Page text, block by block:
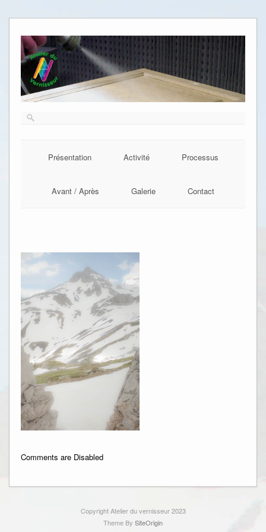
Présentation Activité Processus
Avant / Après Galerie Contact
Comments are Disabled
Copyright Atelier du vernisseur 2023
Theme By SiteOrigin